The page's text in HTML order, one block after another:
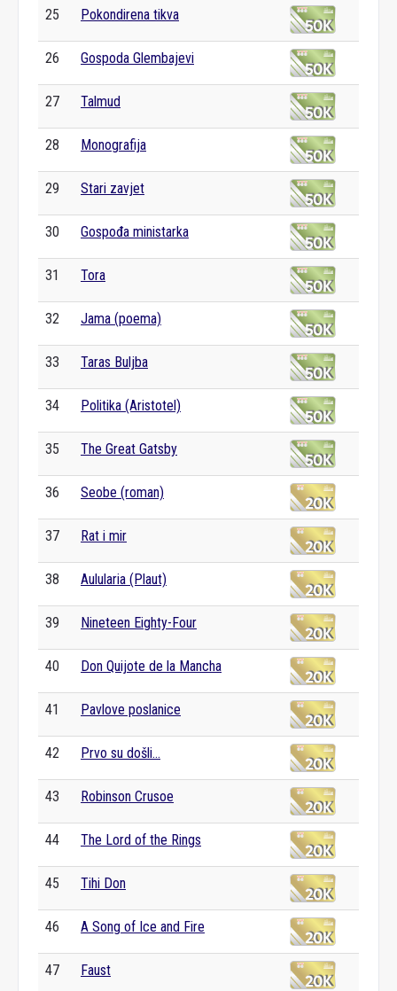
25 Pokondirena tikva
26 Gospoda Glembajevi
27 Talmud
28 Monografija
29 Stari zavjet
30 Gospođa ministarka
31 Tora
32 Jama (poema)
33 Taras Buljba
34 Politika (Aristotel)
35 The Great Gatsby
36 Seobe (roman)
37 Rat i mir
38 Aulularia (Plaut)
39 Nineteen Eighty-Four
40 Don Quijote de la Mancha
41 Pavlove poslanice
42 Prvo su došli...
43 Robinson Crusoe
44 The Lord of the Rings
45 Tihi Don
46 A Song of Ice and Fire
47 Faust